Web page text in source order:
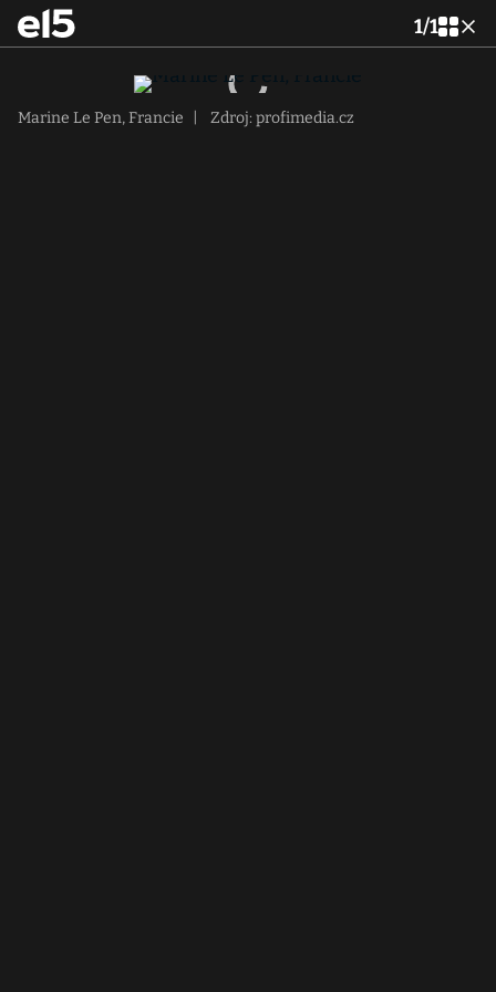
1/1
Marine Le Pen, Francie Zdroj: profimedia.cz